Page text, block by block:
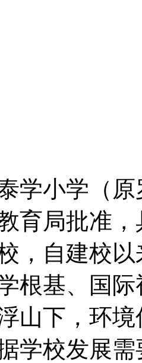
学小学（
育局批准
，自建校
根基、国
山下，环
学校发展